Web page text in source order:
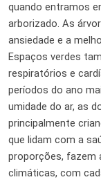
quando entramos
arborizado. As
ansiedade e a
Espaços verdes
respiratórios e
períodos do ano
umidade do ar, as
principalmente
que lidam com a
proporções, fazem
climáticas, com